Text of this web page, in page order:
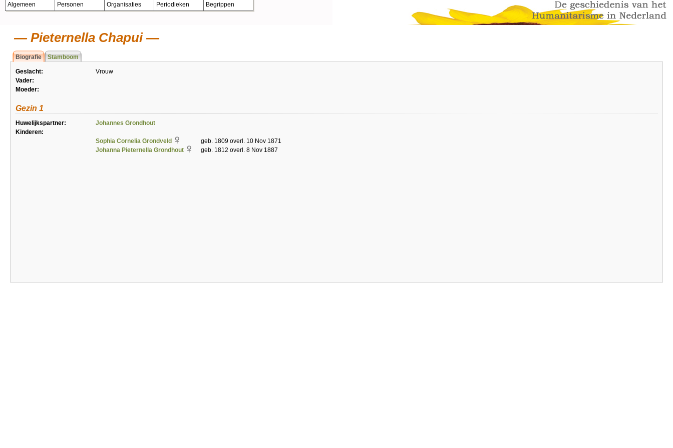
Algemeen Personen Organisaties Periodieken Begrippen
Pieternella Chapui
Biografie Stamboom
Geslacht:
Vrouw
Vader:
Moeder:
Gezin 1
Huwelijkspartner:
Johannes Grondhout
Kinderen:
Sophia Cornelia Grondveld
geb. 1809 overl. 10 Nov 1871
Johanna Pieternella Grondhout
geb. 1812 overl. 8 Nov 1887